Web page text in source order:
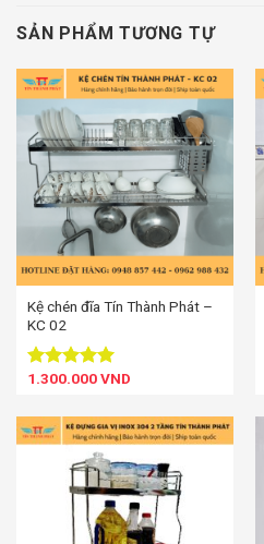
SẢN PHẨM TƯƠNG TỰ
Kệ chén đĩa Tín Thành Phát –
KC 02
Được xếp
5 sao
1.300.000VND